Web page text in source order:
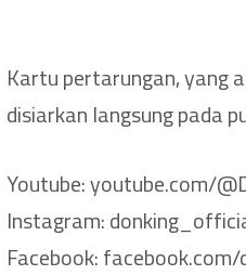
Kartu pertarungan, yang
disiarkan langsung pada
Youtube: youtube.com/
Instagram:
Facebook: